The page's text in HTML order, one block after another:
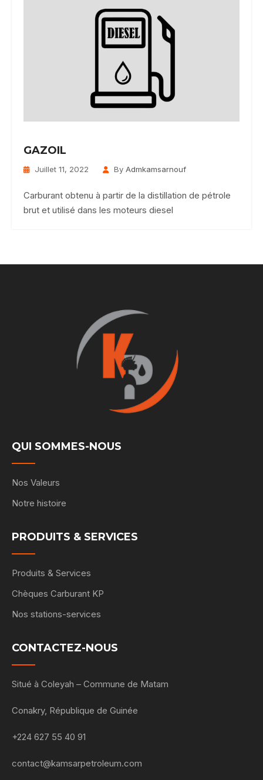
GAZOIL
Juillet 11, 2022 By Admkamsarnouf
Carburant obtenu à partir de la distillation de pétrole
brut et utilisé dans les moteurs diesel
QUI SOMMES-NOUS
Nos Valeurs
Notre histoire
PRODUITS & SERVICES
Produits & Services
Chèques Carburant KP
Nos stations-services
CONTACTEZ-NOUS
Situé à Coleyah – Commune de Matam
Conakry, République de Guinée
+224 627 55 40 91
contact@kamsarpetroleum.com